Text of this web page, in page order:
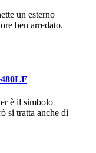
un esterno
ben arredato.
è il simbolo
si tratta anche di